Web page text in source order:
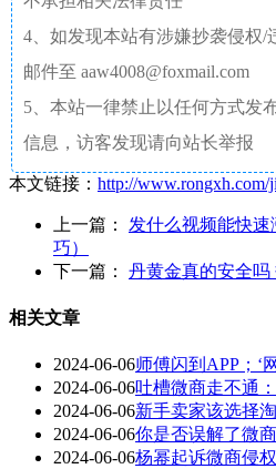
4、如发现本站有涉嫌抄袭侵权/
邮件至 aaw4008@foxmail.com
5、本站一律禁止以任何方式发
信息，访客发现请向站长举报
本文链接： http://www.rongxh.com/
上一篇： 发什么视频能快
巧）
下一篇： 丹黄金真的安全
相关文章
2024-06-06师傅闪到APP；‘
2024-06-06吐槽微商走不通
2024-06-06新手卖家该选择
2024-06-06你是否误解了微
2024-06-06杨幂起诉微商侵